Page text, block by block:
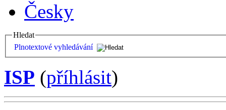
Česky
Hledat
Plnotextové vyhledávání
ISP (příhlásit)